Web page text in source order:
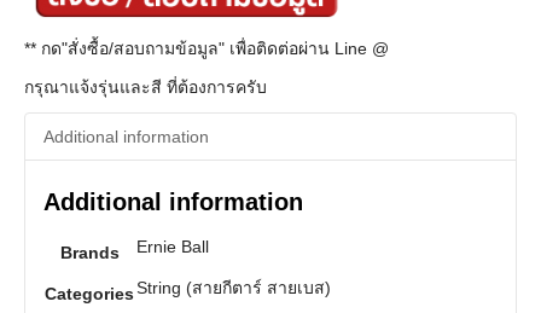
** กด"สั่งซื้อ/สอบถามข้อมูล" เพื่อติดต่อผ่าน Line @
กรุณาแจ้งรุ่นและสี ที่ต้องการครับ
Additional information
Additional information
Brands Ernie Ball
CategoriesString (สายกีตาร์ สายเบส)